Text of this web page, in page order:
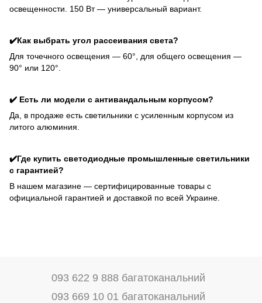
освещенности. 150 Вт — универсальный вариант.
✔️Как выбрать угол рассеивания света?
Для точечного освещения — 60°, для общего освещения —
90° или 120°.
✔️ Есть ли модели с антивандальным корпусом?
Да, в продаже есть светильники с усиленным корпусом из
литого алюминия.
✔️Где купить светодиодные промышленные светильники
с гарантией?
В нашем магазине — сертифицированные товары с
официальной гарантией и доставкой по всей Украине.
093 622 9 888 багатоканальний
093 669 10 01 багатоканальний